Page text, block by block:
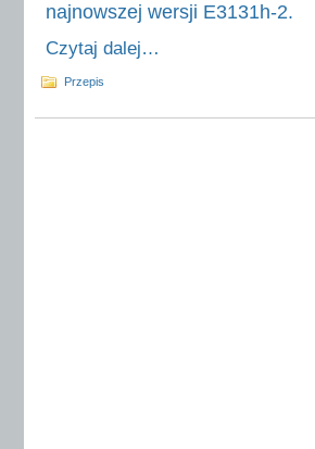
najnowszej wersji E3131h-2.
Czytaj dalej…
Przepis